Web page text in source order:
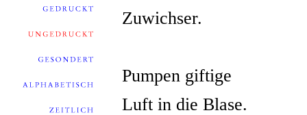
Zuwichser.
Pumpen giftige
Luft in die Blase.